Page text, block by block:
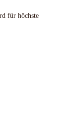
für höchste